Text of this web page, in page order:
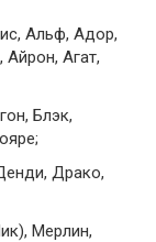
Альф, Адор,
Агат,
Блэк,
Драко,
Мерлин,